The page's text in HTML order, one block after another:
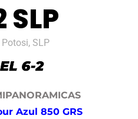
SLP
SLP
Azul 850 GRS